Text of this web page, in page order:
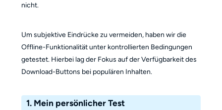
nicht.
Um subjektive Eindrücke zu vermeiden, haben wir die
Offline-Funktionalität unter kontrollierten Bedingungen
getestet. Hierbei lag der Fokus auf der Verfügbarkeit des
Download-Buttons bei populären Inhalten.
1. Mein persönlicher Test